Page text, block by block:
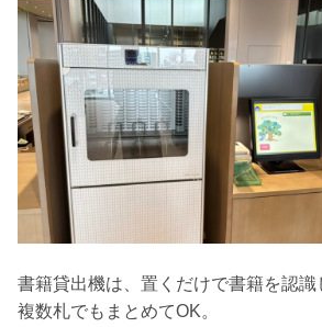
書籍貸出機は、置くだけで書籍を認識
複数札でもまとめてOK。